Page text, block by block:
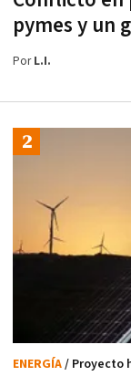
pymes y un
PorL.I.
ENERGÍA/ Proyecto